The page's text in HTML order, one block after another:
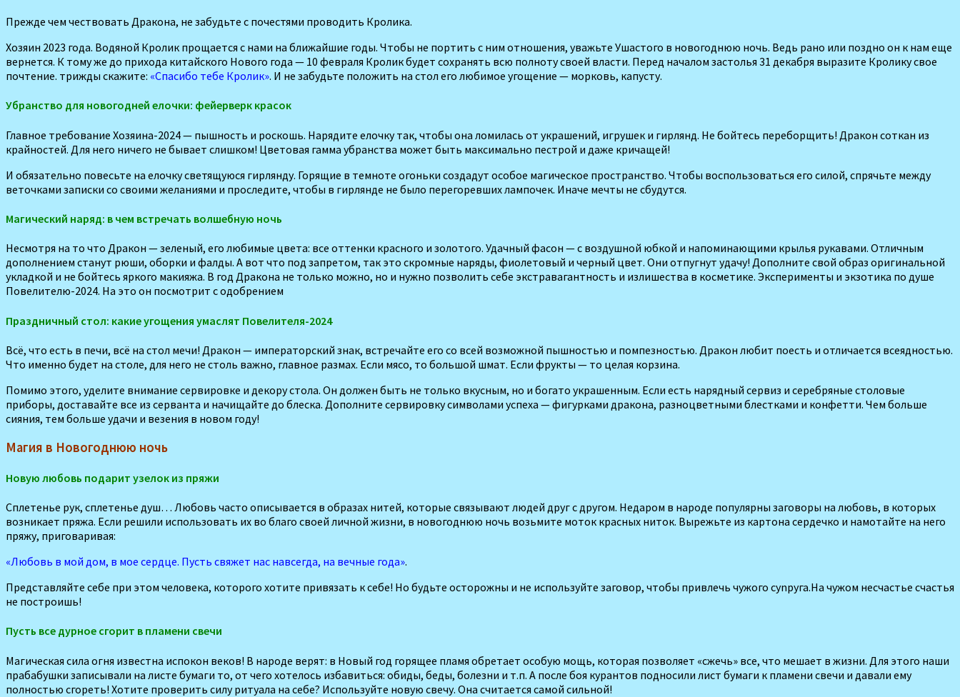
Прежде чем чествовать Дракона, не забудьте с почестями проводить Кролика.
Хозяин 2023 года. Водяной Кролик прощается с нами на ближайшие годы. Чтобы не портить с ним отношения, уважьте Ушастого в новогоднюю ночь. Ведь рано или поздно он к нам еще
вернется. К тому же до прихода китайского Нового года — 10 февраля Кролик будет сохранять всю полноту своей власти. Перед началом застолья 31 декабря выразите Кролику свое
почтение. трижды скажите: «Спасибо тебе Кролик». И не забудьте положить на стол его любимое угощение — морковь, капусту.
Убранство для новогодней елочки: фейерверк красок
Главное требование Хозяина-2024 — пышность и роскошь. Нарядите елоч­ку так, чтобы она ломилась от украшений, игрушек и гирлянд. Не бойтесь перебор­щить! Дракон соткан из
крайностей. Для него ничего не бывает слишком! Цветовая гамма убранства может быть максимально пестрой и даже кричащей!
И обязательно повесьте на елочку светя­щуюся гирлянду. Горящие в темноте огонь­ки создадут особое магическое простран­ство. Чтобы воспользоваться его силой, спрячьте между
веточками записки со своими желаниями и проследите, чтобы в гирлянде не было перегоревших лам­почек. Иначе мечты не сбудутся.
Магический наряд: в чем встречать волшебную ночь
Несмотря на то что Дра­кон — зеленый, его любимые цвета: все оттенки красного и золотого. Удачный фасон — с воздушной юбкой и напо­минающими крылья рукава­ми. Отличным
дополнением станут рюши, оборки и фал­ды. А вот что под запретом, так это скромные наряды, фиолетовый и черный цвет. Они отпугнут удачу! Дополните свой образ ори­гинальной
укладкой и не бойтесь яркого макияжа. В год Дракона не только можно, но и нужно позво­лить себе экстравагантность и излишества в косметике. Эксперименты и экзотика по душе
Повелителю-2024. На это он посмотрит с одо­брением
Праздничный стол: какие угощения умаслят Повелителя-2024
Всё, что есть в печи, всё на стол мечи! Дракон — императорский знак, встре­чайте его со всей возможной пышно­стью и помпезностью. Дракон любит поесть и отличается всеядностью.
Что именно будет на столе, для него не столь важно, главное размах. Если мясо, то большой шмат. Если фрукты — то це­лая корзина.
Помимо этого, уделите внимание сер­вировке и декору стола. Он должен быть не только вкусным, но и богато украшенным. Если есть нарядный сер­виз и серебряные столовые
приборы, доставайте все из серванта и начищай­те до блеска. Дополните сервировку символами успеха — фигурками дра­кона, разноцветными блестками и кон­фетти. Чем больше
сияния, тем больше удачи и везения в новом году!
Магия в Новогоднюю ночь
Новую любовь подарит узелок из пряжи
Сплетенье рук, сплетенье душ… Любовь часто описывается в образах нитей, которые связывают людей друг с другом. Недаром в народе популярны за­говоры на любовь, в которых
возникает пряжа. Если решили использовать их во благо своей личной жизни, в новогоднюю ночь возьмите моток красных ниток. Вырежьте из картона сердечко и намо­тайте на него
пряжу, приговаривая:
«Любовь в мой дом, в мое сердце. Пусть свяжет нас на­всегда, на вечные года».
Представляйте себе при этом человека, которого хотите привязать к себе! Но будьте осторожны и не используйте заговор, чтобы привлечь чужого cynpyга.На чужом несчастье счастья
не построишь!
Пусть все дурное сгорит в пламени свечи
Магическая сила огня известна испокон веков! В народе верят: в Новый год горящее пламя обрета­ет особую мощь, которая позволяет «сжечь» все, что мешает в жизни. Для этого наши
прабабушки записыва­ли на листе бумаги то, от чего хотелось избавиться: обиды, беды, болезни и т.п. А после боя курантов подносили лист бумаги к пламени свечи и давали ему
полностью сгореть! Хотите про­верить силу ритуала на себе? Используйте новую свечу. Она считается самой сильной!